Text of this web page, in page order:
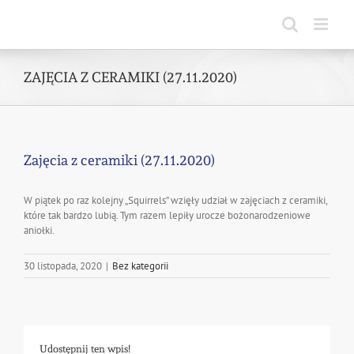
ZAJĘCIA Z CERAMIKI (27.11.2020)
Zajęcia z ceramiki (27.11.2020)
W piątek po raz kolejny „Squirrels” wzięły udział w zajęciach z ceramiki,
które tak bardzo lubią. Tym razem lepiły urocze bożonarodzeniowe
aniołki.
30 listopada, 2020 | Bez kategorii
Udostępnij ten wpis!